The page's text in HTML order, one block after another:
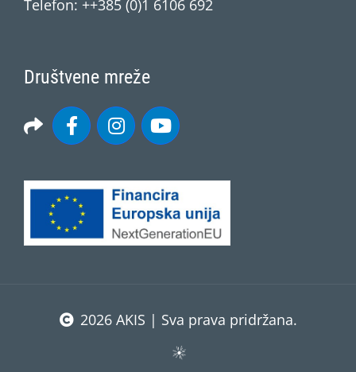
Telefon: ++385 (0)1 6106 692
Društvene mreže
2026 AKIS | Sva prava pridržana.